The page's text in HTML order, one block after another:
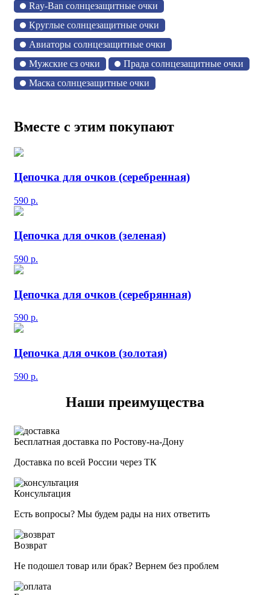
Ray-Ban солнцезащитные очки
Круглые солнцезащитные очки
Авиаторы солнцезащитные очки
Мужские сз очки
Прада солнцезащитные очки
Маска солнцезащитные очки
Вместе с этим покупают
Цепочка для очков (серебренная)
590 р.
Цепочка для очков (зеленая)
590 р.
Цепочка для очков (серебрянная)
590 р.
Цепочка для очков (золотая)
590 р.
Наши преимущества
Бесплатная доставка по Ростову-на-Дону
Доставка по всей России через ТК
Консультация
Есть вопросы? Мы будем рады на них ответить
Возврат
Не подошел товар или брак? Вернем без проблем